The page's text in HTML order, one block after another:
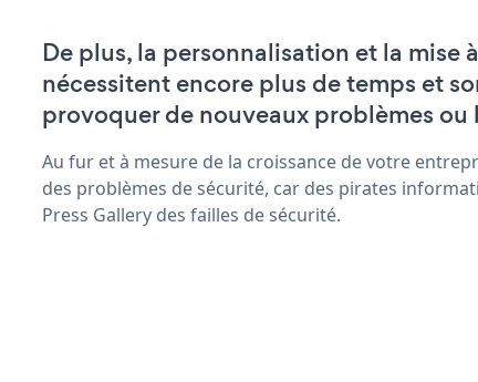
De plus, la personnalisation et la mise
nécessitent encore plus de temps et
provoquer de nouveaux problèmes ou
Au fur et à mesure de la croissance de votre
des problèmes de sécurité, car des pirates
Press Gallery des failles de sécurité.